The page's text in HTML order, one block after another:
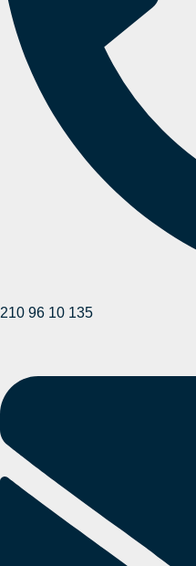
210 96 10 135